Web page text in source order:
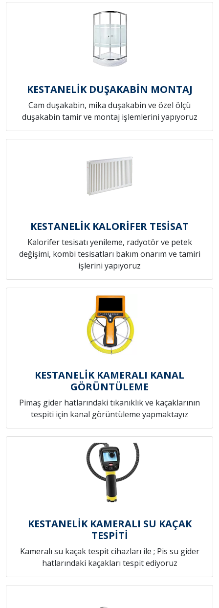
KESTANELİK DUŞAKABİN MONTAJ
Cam duşakabin, mika duşakabin ve özel ölçü
duşakabin tamir ve montaj işlemlerini yapıyoruz
KESTANELİK KALORİFER TESİSAT
Kalorifer tesisatı yenileme, radyotör ve petek
değişimi, kombi tesisatları bakım onarım ve tamiri
işlerini yapıyoruz
KESTANELİK KAMERALI KANAL
GÖRÜNTÜLEME
Pimaş gider hatlarındaki tıkanıklık ve kaçaklarının
tespiti için kanal görüntüleme yapmaktayız
KESTANELİK KAMERALI SU KAÇAK
TESPİTİ
Kameralı su kaçak tespit cihazları ile ; Pis su gider
hatlarındaki kaçakları tespit ediyoruz